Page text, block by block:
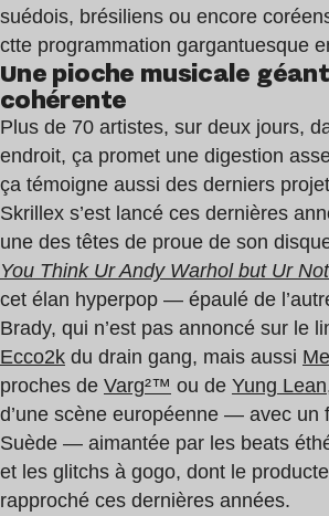
suédois, brésiliens ou encore
ctte programmation gargantuesque
Une pioche musicale
cohérente
Plus de 70 artistes, sur deux jours,
endroit, ça promet une digestion
ça témoigne aussi des derniers
Skrillex s’est lancé ces dernières
une des têtes de proue de son
You Think Ur Andy Warhol but Ur
cet élan hyperpop — épaulé de
Brady, qui n’est pas annoncé sur le
Ecco2k du drain gang, mais aussi
proches de Varg²™ ou de Yung Lean
d’une scène européenne — avec un
Suède — aimantée par les beats
et les glitchs à gogo, dont le
rapproché ces dernières années.